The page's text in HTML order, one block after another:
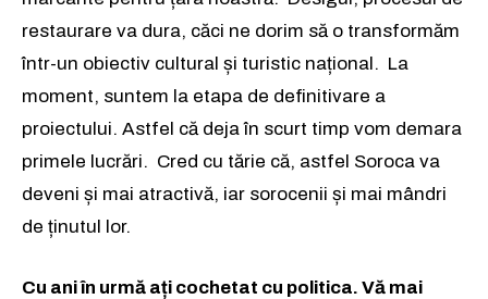
Am citit și acceptPolitica de confidențialitate.
restaurare va dura, căci ne dorim să o transformăm
într-un obiectiv cultural și turistic național. La
moment, suntem la etapa de definitivare a
proiectului. Astfel că deja în scurt timp vom demara
primele lucrări. Cred cu tărie că, astfel Soroca va
deveni și mai atractivă, iar sorocenii și mai mândri
de ținutul lor.
Cu ani în urmă ați cochetat cu politica. Vă mai